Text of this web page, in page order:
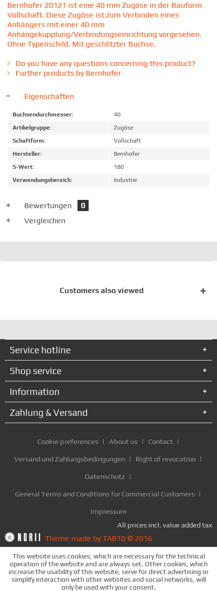
Bernhofer Z0121 ist eine 40 mm Zugöse in der Bauform
Vollschaft. Diese Zugöse ist zum Verbinden eines
Anhängers mit einer 40 mm
Anhängekupplung/Verbindungseinrichtung vorgesehen.
Ohne Typenschild. Mit geschlitzter Buchse.
Do you have any questions concerning this product?
Further products by Bernhofer
Eigenschaften
Buchsendurchmesser:
40
Artikelgruppe:
Zugöse
Schaftform:
Vollschaft
Hersteller:
Bernhofer
S-Wert:
180
Verwendungsbereich:
Industrie
Bewertungen
0
Vergleichen
Customers also viewed
Service hotline
Shop service
Information
Zahlung & Versand
Cookie preferences About us Contact
Versand und Zahlungsbedingungen Right of revocation
Datenschutz
General Terms and Conditions for Commercial Customers
Impressum
All prices incl. value added tax
Theme made by TAB10 © 2016
This website uses cookies, which are necessary for the technical
operation of the website and are always set. Other cookies, which
increase the usability of this website, serve for direct advertising or
simplify interaction with other websites and social networks, will
only be used with your consent.